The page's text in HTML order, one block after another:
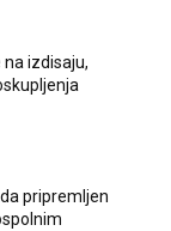
na izdisaju,
pripremljen